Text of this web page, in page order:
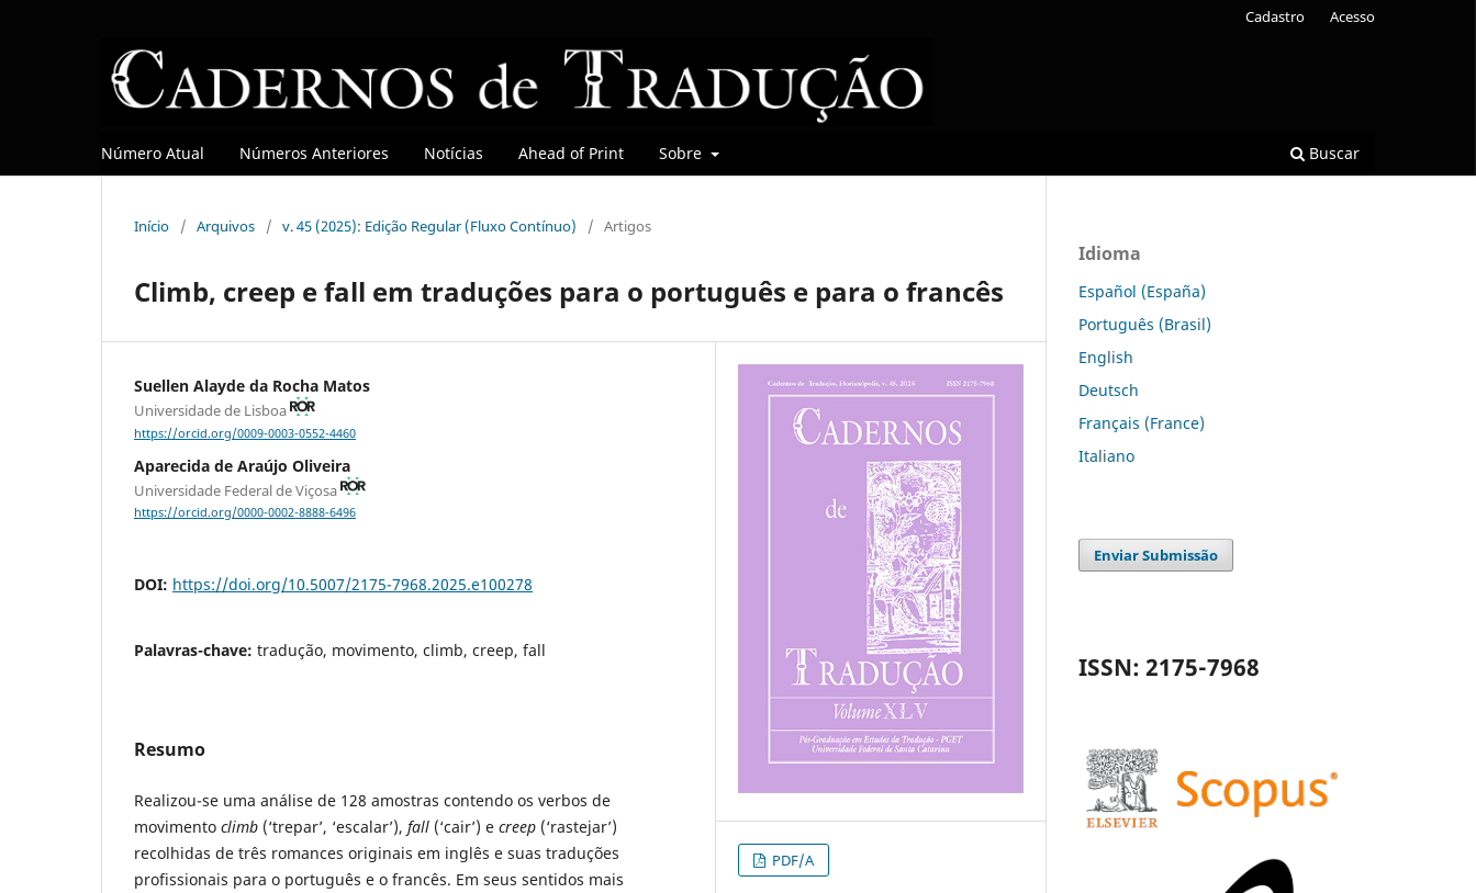
Número Atual Números Anteriores Notícias Ahead of Print Sobre Buscar
Cadastro Acesso
Início / Arquivos / v. 45 (2025): Edição Regular (Fluxo Contínuo) / Artigos
Climb, creep e fall em traduções para o português e para o francês
Suellen Alayde da Rocha Matos
Universidade de Lisboa
https://orcid.org/0009-0003-0552-4460
Aparecida de Araújo Oliveira
Universidade Federal de Viçosa
https://orcid.org/0000-0002-8888-6496
DOI: https://doi.org/10.5007/2175-7968.2025.e100278
Palavras-chave: tradução, movimento, climb, creep, fall
Resumo
Realizou-se uma análise de 128 amostras contendo os verbos de
movimento climb (‘trepar’, ‘escalar’), fall (‘cair’) e creep (‘rastejar’)
recolhidas de três romances originais em inglês e suas traduções
profissionais para o português e o francês. Em seus sentidos mais
PDF/A
Idioma
Español (España)
Português (Brasil)
English
Deutsch
Français (France)
Italiano
Enviar Submissão
ISSN: 2175-7968